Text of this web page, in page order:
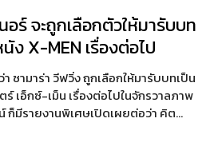
ร์ จะถูกเลือกตัวให้มารับบท
ง X-MEN เรื่องต่อไป
ซามาร่า วีฟวิ่ง ถูกเลือกให้มารับบทเป็น
เอ็กซ์-เม็น เรื่องต่อไปในจักรวาลภาพ
ก็มีรายงานพิเศษเปิดเผยต่อว่า คิต…